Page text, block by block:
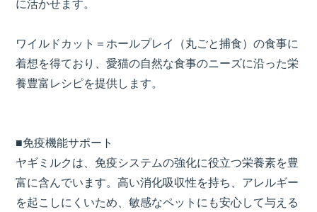
ワイルドカット＝ホールプレイ（丸ごと捕食）の食事に
着想を得ており、愛猫の自然な食事のニーズに沿った栄
養豊富レシピを提供します。
■免疫機能サポート
ヤギミルクは、免疫システムの強化に役立つ栄養素を豊
富に含んでいます。高い消化吸収性を持ち、アレルギー
を起こしにくいため、敏感なペットにも安心して与える